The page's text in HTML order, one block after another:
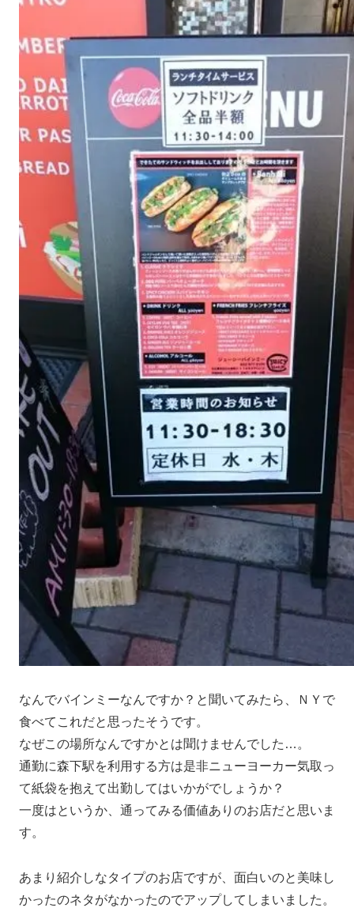
なんでバインミーなんですか？と聞いてみたら、ＮＹで
食べてこれだと思ったそうです。
なぜこの場所なんですかとは聞けませんでした…。
通勤に森下駅を利用する方は是非ニューヨーカー気取っ
て紙袋を抱えて出勤してはいかがでしょうか？
一度はというか、通ってみる価値ありのお店だと思いま
す。
あまり紹介しなタイプのお店ですが、面白いのと美味し
かったのネタがなかったのでアップしてしまいました。